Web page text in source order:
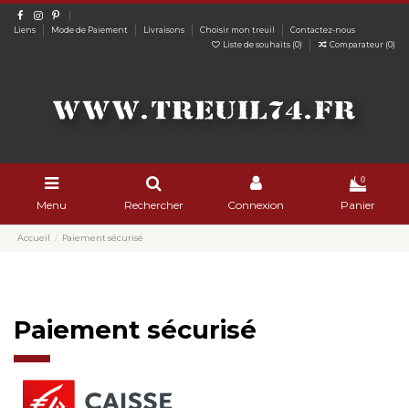
Liens Mode de Paiement Livraisons Choisir mon treuil
Contactez-nous
Liste de souhaits (0) Comparateur (0)
Menu Rechercher Connexion
0
Panier
Accueil Paiement sécurisé
Paiement sécurisé